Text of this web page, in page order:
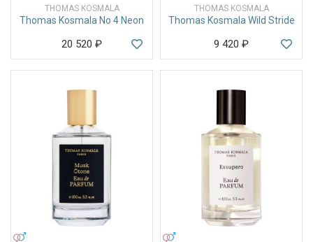
THOMAS KOSMALA
Thomas Kosmala No 4 Neon
20 520 ₽
THOMAS KOSMALA
Thomas Kosmala Wild Stride
9 420 ₽